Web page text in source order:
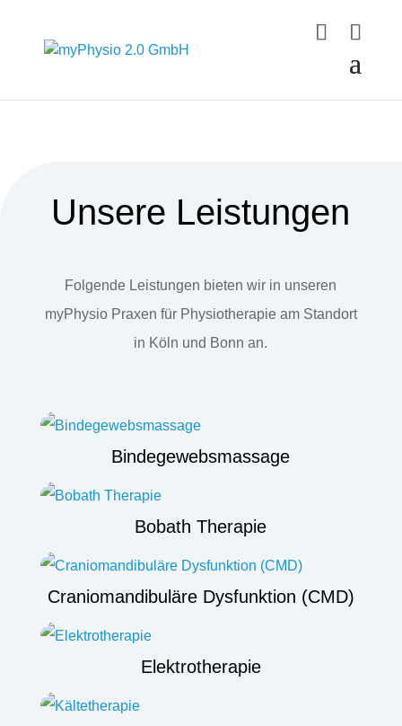
Unsere Leistungen
Folgende Leistungen bieten wir in unseren
myPhysio Praxen für Physiotherapie am Standort
in Köln und Bonn an.
Bindegewebsmassage
Bobath Therapie
Craniomandibuläre Dysfunktion (CMD)
Elektrotherapie